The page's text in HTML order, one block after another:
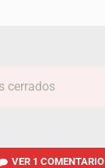
cerrados
VER 1 COMENTARIO